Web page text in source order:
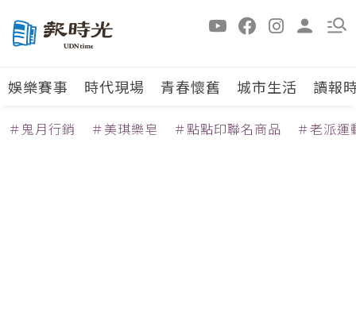
娛樂賽事 時代現場 青春懷舊 城市生活 讀報
＃鬼月行銷 ＃美琪樂皂 ＃點點印聯名商品 ＃老派運